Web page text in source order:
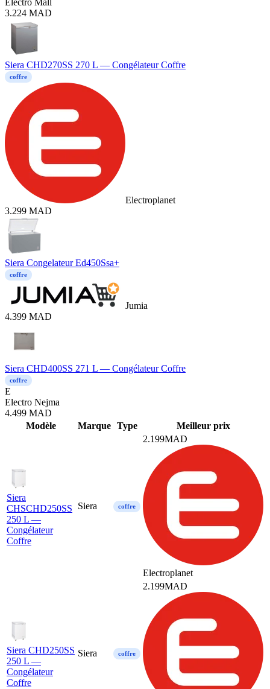
Electro Mall
3.224 MAD
Siera CHD270SS 270 L — Congélateur Coffre
coffre
Electroplanet
3.299 MAD
Siera Congelateur Ed450Ssa+
coffre
Jumia
4.399 MAD
Siera CHD400SS 271 L — Congélateur Coffre
coffre
E
Electro Nejma
4.499 MAD
Modèle Marque Type Meilleur prix
Siera
CHSCHD250SS
250 L —
Congélateur
Coffre
Siera coffre
2.199MAD
Electroplanet
Siera CHD250SS
250 L —
Congélateur
Coffre
Siera coffre
2.199MAD